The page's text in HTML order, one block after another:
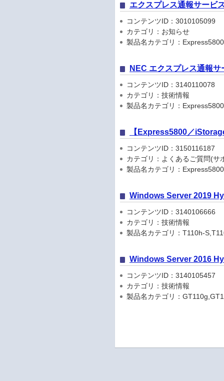
エクスプレス通報サービ
コンテンツID：3010105099
カテゴリ：お知らせ
製品名カテゴリ：
NEC エクスプレス通報
コンテンツID：3140110078
カテゴリ：技術情報
製品名カテゴリ：
【Express5800／
コンテンツID：3150116187
カテゴリ：よくあるご質問(サ
製品名カテゴリ：
Windows Server 2019
コンテンツID：3140106666
カテゴリ：技術情報
製品名カテゴリ：T110h-
Windows Server 2016
コンテンツID：3140105457
カテゴリ：技術情報
製品名カテゴリ：